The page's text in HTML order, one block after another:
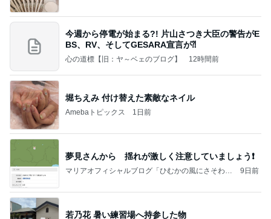
今週から停電が始まる?! 片山さつき大臣の警告がE
BS、RV、そしてGESARA宣言が⁈
心の道標【旧：ヤ～ベェのブログ】 12時間前
堀ちえみ 付け替えた素敵なネイル
Amebaトピックス 1日前
夢見さんから 揺れが激しく注意していましょう❗️
マリアオフィシャルブログ「ひむかの風にさそわれ
9日前
若乃花 暑い練習場へ持参した物